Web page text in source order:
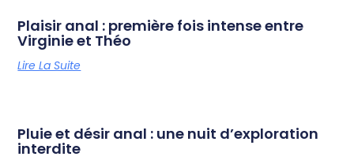
Plaisir anal : première fois intense entre
Virginie et Théo
Lire La Suite
Pluie et désir anal : une nuit d’exploration
interdite